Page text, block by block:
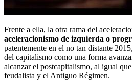
Frente a ella, la otra rama del
aceleracionismo de izquierda o
patentemente en el no tan distante
del capitalismo como una forma
alcanzar el postcapitalismo, al igual
feudalista y el Antiguo Régimen.